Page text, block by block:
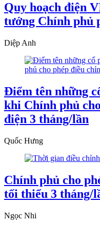
Quy hoạch điện
tướng Chính phủ
Diệp Anh
Điểm tên những
khi Chính phủ
điện 3 tháng/lần
Quốc Hưng
Chính phủ cho
tối thiểu 3 tháng/
Ngọc Nhi